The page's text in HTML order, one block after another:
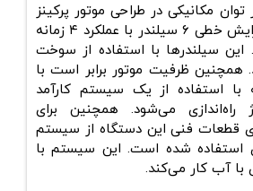
توان مکانیکی در طراحی موتور پرکینز
۱۷۹ اسب بخار، از آرایش خطی ۶ سیلندر با عملکرد ۴ زمانه
سیلندرها با استفاده از سوخت
همچنین ظرفیت موتور برابر است با
که با استفاده از یک سیستم کارآمد
می‌شود. همچنین برای
فنی این دستگاه از سیستم
استفاده شده ‌است. این سیستم با
با آب کار می‌کند.